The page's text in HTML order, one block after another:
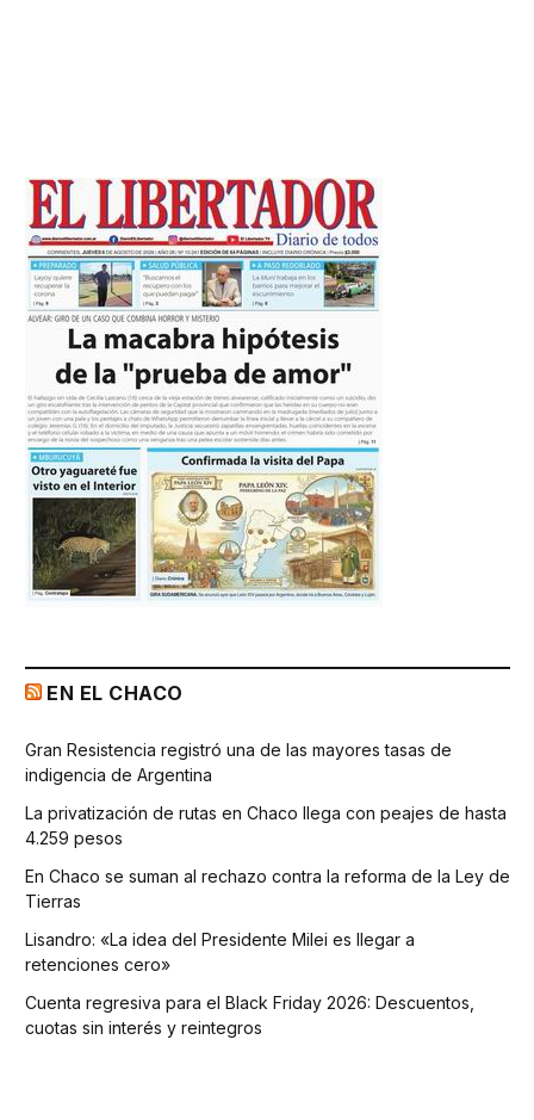
EN EL CHACO
Gran Resistencia registró una de las mayores tasas de
indigencia de Argentina
La privatización de rutas en Chaco llega con peajes de hasta
4.259 pesos
En Chaco se suman al rechazo contra la reforma de la Ley de
Tierras
Lisandro: «La idea del Presidente Milei es llegar a
retenciones cero»
Cuenta regresiva para el Black Friday 2026: Descuentos,
cuotas sin interés y reintegros